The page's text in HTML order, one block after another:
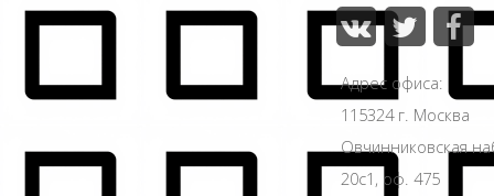
Адрес офиса:
115324 г. Москва
Овчинниковская
20с1, оф. 475